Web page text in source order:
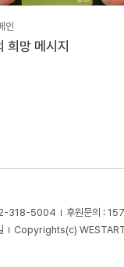
인
희망 메시지
318-5004 후원문의 :
Copyrights(c)